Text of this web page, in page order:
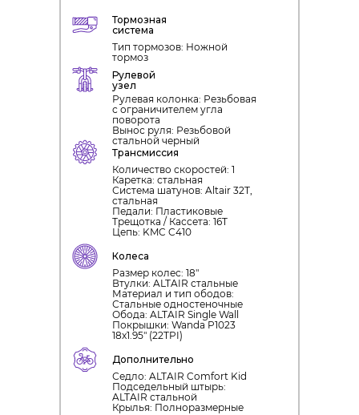
Рулевая колонка: Резьбовая
с ограничителем угла
поворота
Вынос руля: Резьбовой
стальной черный
Тип тормозов: Ножной
тормоз
Тормозная
система
Количество скоростей: 1
Каретка: стальная
Система шатунов: Altair 32T,
cтальная
Педали: Пластиковые
Трещотка / Кассета: 16T
Цепь: KMC C410
Размер колес: 18"
Втулки: ALTAIR стальные
Материал и тип ободов:
Стальные одностеночные
Обода: ALTAIR Single Wall
Покрышки: Wanda P1023
18x1.95" (22TPI)
Трансмиссия
Колеса
Рулевой
узел
Седло: ALTAIR Comfort Kid
Подседельный штырь:
ALTAIR стальной
Крылья: Полноразмерные
Дополнительно